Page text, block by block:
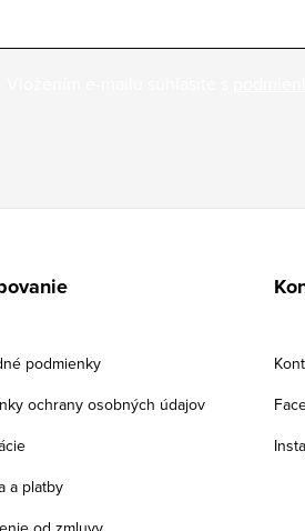
podmienky
ochrany osobných údajov
a platby